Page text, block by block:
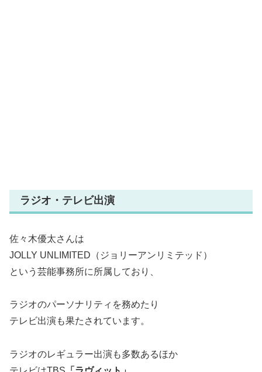
ラジオ・テレビ出演
佐々木優太さんは
JOLLY UNLIMITED（ジョリーアンリミテッド）
という芸能事務所に所属しており、
ラジオのパーソナリティを務めたり
テレビ出演も果たされています。
ラジオのレギュラー出演も多数あるほか